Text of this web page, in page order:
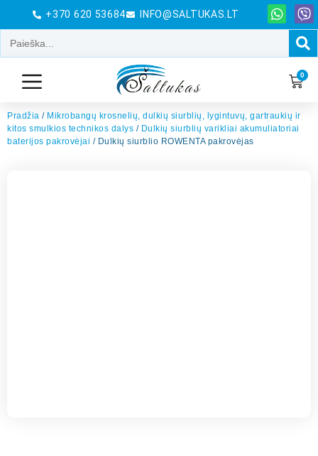
+370 620 53684 INFO@SALTUKAS.LT
0
Pradžia / Mikrobangų krosnelių, dulkių siurblių, lygintuvų, gartraukių ir
kitos smulkios technikos dalys / Dulkių siurblių varikliai akumuliatoriai
baterijos pakrovėjai / Dulkių siurblio ROWENTA pakrovėjas